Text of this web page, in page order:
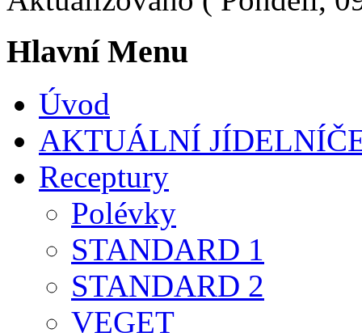
Hlavní Menu
Úvod
AKTUÁLNÍ
Receptury
Polévky
STANDARD 1
STANDARD 2
VEGET